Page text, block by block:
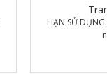
HẠN SỬ